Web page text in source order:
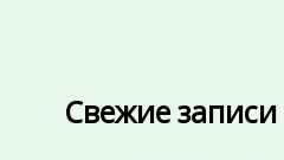
Свежие записи